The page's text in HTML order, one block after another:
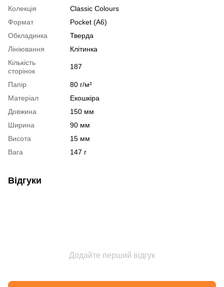
Колекція
Classic Colours
Формат
Pocket (A6)
Обкладинка
Тверда
Лініювання
Клітинка
Кількість
сторінок
187
Папір
80 г/м²
Матеріал
Екошкіра
Довжина
150 мм
Ширина
90 мм
Висота
15 мм
Вага
147 г
Відгуки
Додайте перший відгук